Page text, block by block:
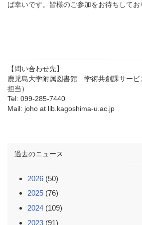
ば幸いです。皆様のご参加をお待ちしてお
【問い合わせ先】
鹿児島大学附属図書館 学術共創課サービ
担当）
Tel: 099-285-7440
Mail: joho at lib.kagoshima-u.ac.jp
過去のニュース
2026 (50)
2025 (76)
2024 (109)
2023 (91)